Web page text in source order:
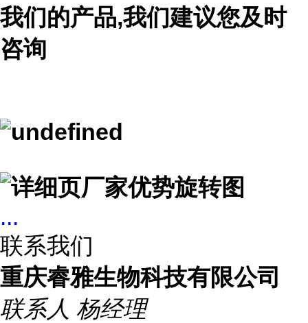
我们的产品,我们建议您及时
咨询
...
联系我们
重庆睿雅生物科技有限公司
联系人 杨经理